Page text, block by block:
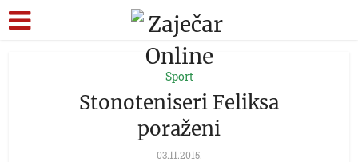
Sport
Stonoteniseri Feliksa
poraženi
03.11.2015.